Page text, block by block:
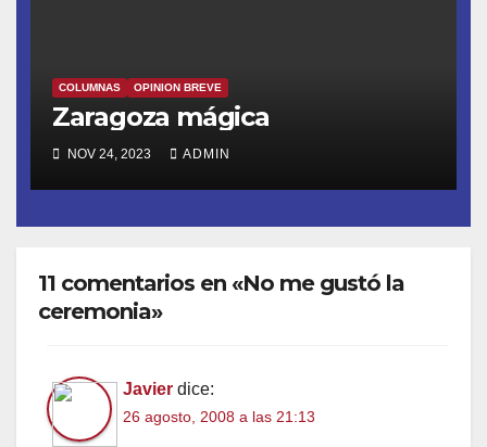
COLUMNAS OPINION BREVE
Zaragoza mágica
NOV 24, 2023 ADMIN
11 comentarios en «No me gustó la
ceremonia»
Javier dice:
26 agosto, 2008 a las 21:13